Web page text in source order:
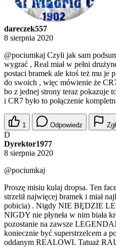
dareczek557
8 sierpnia 2020
@pociumkaj Czyli jak sam
wygrać , Real miał w pełni
postaci bramek ale ktoś też mu je
do swoich , więc mówienie że
bo z jednej strony teraz pokazuje
i CR7 było to połączenie
1 Odpowiedz
D
Dyrektor1977
8 sierpnia 2020
@pociumkaj
Proszę misiu kulaj dropsa. Ten
strzelił najwięcej bramek i miał
pobicia) . Nigdy NIE BĘDZIE
NIGDY nie płyneła w nim biała
pozostanie na zawsze
koniecznie być superstrzelcem a
oddanym REALOWI. Tatuaż